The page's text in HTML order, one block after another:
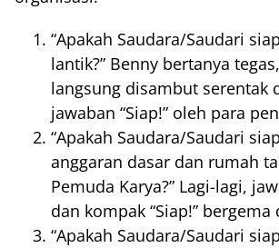
“Apakah Saudara/Saudari
lantik?” Benny bertanya
langsung disambut serentak
jawaban “Siap!” oleh para
“Apakah Saudara/Saudari
anggaran dasar dan rumah
Pemuda Karya?” Lagi-lagi,
dan kompak “Siap!”
“Apakah Saudara/Saudari siap